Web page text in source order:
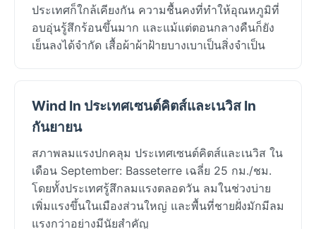
ประเทศก็ใกล้เคียงกัน ความชื้นคงที่ทำให้อุณหภูมิที่
อบอุ่นรู้สึกร้อนขึ้นมาก และแม้แต่ตอนกลางคืนก็ยัง
เย็นลงได้จำกัด เสื้อผ้าผ้าฝ้ายบางเบาเป็นสิ่งจำเป็น
Wind In ประเทศเซนต์คิตส์และเนวิส In
กันยายน
สภาพลมแรงปกคลุม ประเทศเซนต์คิตส์และเนวิส ใน
เดือน September: Basseterre เฉลี่ย 25 กม./ชม.
โดยทั้งประเทศรู้สึกลมแรงตลอดวัน ลมในช่วงบ่าย
เพิ่มแรงขึ้นในเมืองส่วนใหญ่ และพื้นที่ชายฝั่งมักมีลม
แรงกว่าอย่างมีนัยสำคัญ